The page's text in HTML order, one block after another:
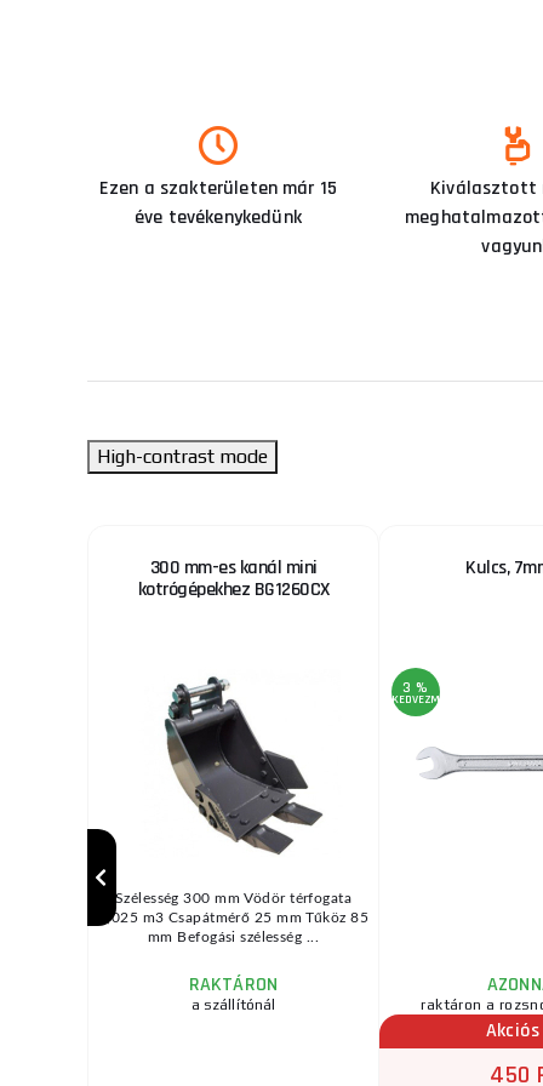
Ezen a szakterületen már 15
éve tevékenykedünk
Kiválasztott
High-contrast mode
300 mm-es kanál mini
kotrógépekhez BG1260CX
Szélesség 300 mm Vödör térfogata
0,025 m3 Csapátmérő 25 mm Tűköz 85
mm Befogási szélesség ...
RAKTÁRON
a szállítónál
Kulcs,
3 %
KEDVEZMÉNY
raktáron a
450